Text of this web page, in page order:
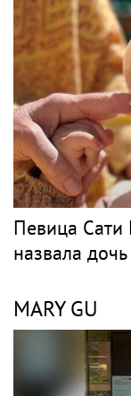
Певица Сати
назвала
MARY GU